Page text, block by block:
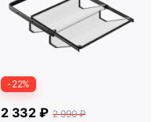
-22%
2 332 ₽ 2 990 ₽